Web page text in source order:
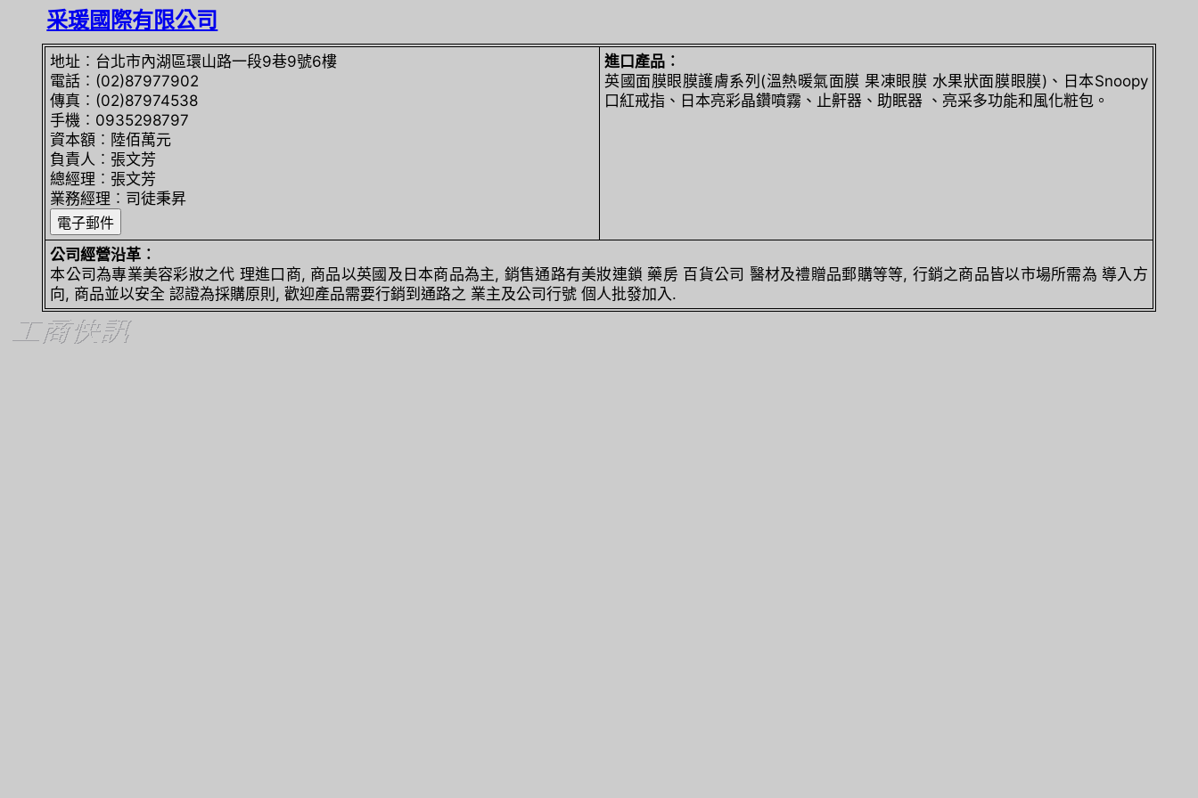
采瑗國際有限公司
地址︰台北市內湖區環山路一段9巷9號6樓
電話︰(02)87977902
傳真︰(02)87974538
手機︰0935298797
資本額︰陸佰萬元
負責人︰張文芳
總經理︰張文芳
業務經理︰司徒秉昇
進口產品︰
英國面膜眼膜護膚系列(溫熱暖氣面膜 果凍眼膜 水果狀面膜眼膜)、日本Snoopy
口紅戒指、日本亮彩晶鑽噴霧、止鼾器、助眠器 、亮采多功能和風化粧包。
公司經營沿革︰
本公司為專業美容彩妝之代 理進口商, 商品以英國及日本商品為主, 銷售通路有美妝連鎖 藥房 百貨公司 醫材及禮贈品郵購等等, 行銷之商品皆以市場所需為 導入方
向, 商品並以安全 認證為採購原則, 歡迎產品需要行銷到通路之 業主及公司行號 個人批發加入.